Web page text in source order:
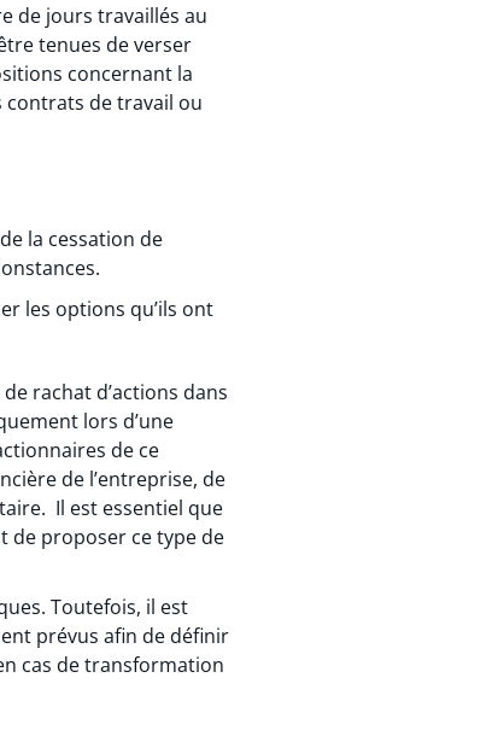
de jours travaillés au
tenues de verser
concernant la
contrats de travail ou
la cessation de
les options qu’ils ont
rachat d’actions dans
lors d’une
de ce
de l’entreprise, de
Il est essentiel que
de proposer ce type de
Toutefois, il est
prévus afin de définir
cas de transformation